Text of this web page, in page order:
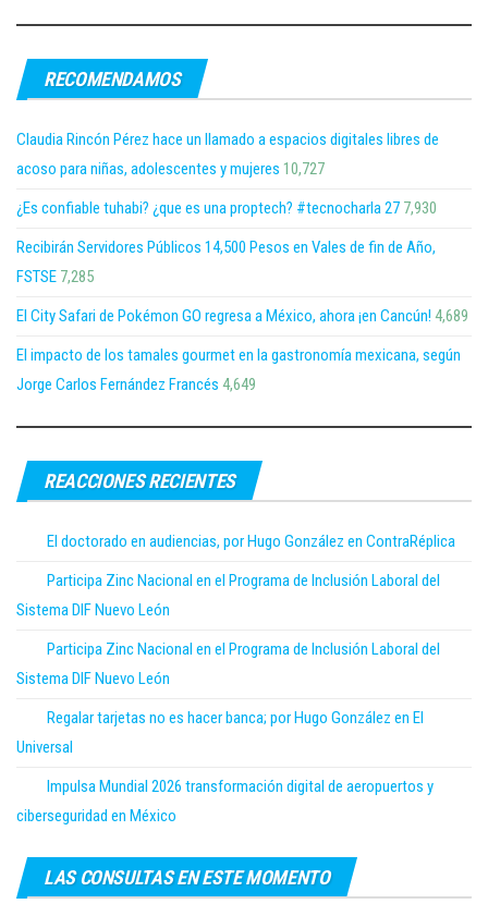
RECOMENDAMOS
Claudia Rincón Pérez hace un llamado a espacios digitales libres de
acoso para niñas, adolescentes y mujeres 10,727
¿Es confiable tuhabi? ¿que es una proptech? #tecnocharla 27 7,930
Recibirán Servidores Públicos 14,500 Pesos en Vales de fin de Año,
FSTSE 7,285
El City Safari de Pokémon GO regresa a México, ahora ¡en Cancún! 4,689
El impacto de los tamales gourmet en la gastronomía mexicana, según
Jorge Carlos Fernández Francés 4,649
REACCIONES RECIENTES
El doctorado en audiencias, por Hugo González en ContraRéplica
Participa Zinc Nacional en el Programa de Inclusión Laboral del
Sistema DIF Nuevo León
Participa Zinc Nacional en el Programa de Inclusión Laboral del
Sistema DIF Nuevo León
Regalar tarjetas no es hacer banca; por Hugo González en El
Universal
Impulsa Mundial 2026 transformación digital de aeropuertos y
ciberseguridad en México
LAS CONSULTAS EN ESTE MOMENTO